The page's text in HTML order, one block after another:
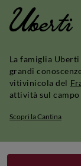
Uberti
La famiglia
grandi
vitivinicola del
attività sul
Scopri la Cantina